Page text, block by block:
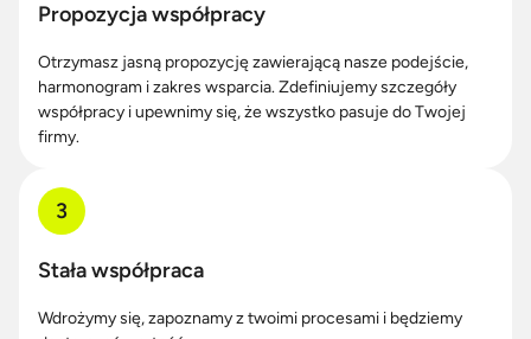
Propozycja współpracy
Otrzymasz jasną propozycję zawierającą nasze podejście,
harmonogram i zakres wsparcia. Zdefiniujemy szczegóły
współpracy i upewnimy się, że wszystko pasuje do Twojej
firmy.
3
Stała współpraca
Wdrożymy się, zapoznamy z twoimi procesami i będziemy